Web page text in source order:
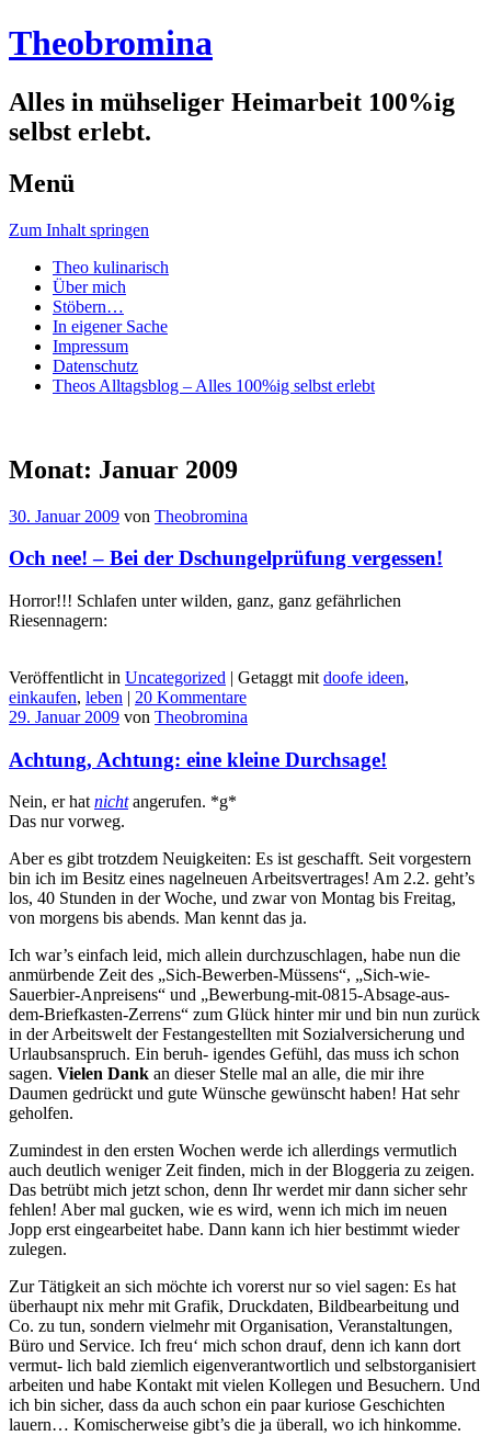
Theobromina
Alles in mühseliger Heimarbeit 100%ig
selbst erlebt.
Menü
Zum Inhalt springen
Theo kulinarisch
Über mich
Stöbern…
In eigener Sache
Impressum
Datenschutz
Theos Alltagsblog – Alles 100%ig selbst erlebt
Monat: Januar 2009
30. Januar 2009 von Theobromina
Och nee! – Bei der Dschungelprüfung vergessen!
Horror!!! Schlafen unter wilden, ganz, ganz gefährlichen
Riesennagern:
Veröffentlicht in Uncategorized | Getaggt mit doofe ideen,
einkaufen, leben | 20 Kommentare
29. Januar 2009 von Theobromina
Achtung, Achtung: eine kleine Durchsage!
Nein, er hat nichtangerufen. *g*
Das nur vorweg.
Aber es gibt trotzdem Neuigkeiten: Es ist geschafft. Seit vorgestern
bin ich im Besitz eines nagelneuen Arbeitsvertrages! Am 2.2. geht’s
los, 40 Stunden in der Woche, und zwar von Montag bis Freitag,
von morgens bis abends. Man kennt das ja.
Ich war’s einfach leid, mich allein durchzuschlagen, habe nun die
anmürbende Zeit des „Sich-Bewerben-Müssens“, „Sich-wie-
Sauerbier-Anpreisens“ und „Bewerbung-mit-0815-Absage-aus-
dem-Briefkasten-Zerrens“ zum Glück hinter mir und bin nun zurück
in der Arbeitswelt der Festangestellten mit Sozialversicherung und
Urlaubsanspruch. Ein beruh- igendes Gefühl, das muss ich schon
sagen. Vielen Dank an dieser Stelle mal an alle, die mir ihre
Daumen gedrückt und gute Wünsche gewünscht haben! Hat sehr
geholfen.
Zumindest in den ersten Wochen werde ich allerdings vermutlich
auch deutlich weniger Zeit finden, mich in der Bloggeria zu zeigen.
Das betrübt mich jetzt schon, denn Ihr werdet mir dann sicher sehr
fehlen! Aber mal gucken, wie es wird, wenn ich mich im neuen
Jopp erst eingearbeitet habe. Dann kann ich hier bestimmt wieder
zulegen.
Zur Tätigkeit an sich möchte ich vorerst nur so viel sagen: Es hat
überhaupt nix mehr mit Grafik, Druckdaten, Bildbearbeitung und
Co. zu tun, sondern vielmehr mit Organisation, Veranstaltungen,
Büro und Service. Ich freu‘ mich schon drauf, denn ich kann dort
vermut- lich bald ziemlich eigenverantwortlich und selbstorganisiert
arbeiten und habe Kontakt mit vielen Kollegen und Besuchern. Und
ich bin sicher, dass da auch schon ein paar kuriose Geschichten
lauern… Komischerweise gibt’s die ja überall, wo ich hinkomme.